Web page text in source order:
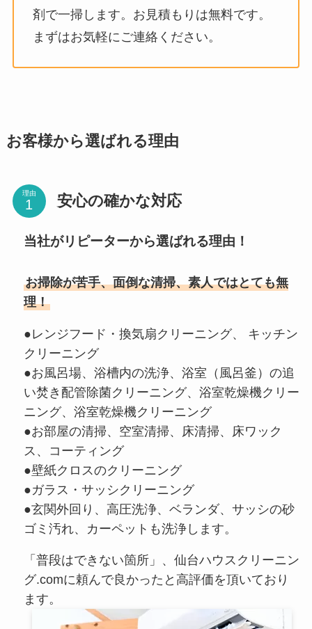
剤で一掃します。お見積もりは無料です。
まずはお気軽にご連絡ください。
お客様から選ばれる理由
理由 安心の確かな対応
当社がリピーターから選ばれる理由！
お掃除が苦手、面倒な清掃、素人ではとても無
理！
●レンジフード・換気扇クリーニング、 キッチン
クリーニング
●お風呂場、浴槽内の洗浄、浴室（風呂釜）の追
い焚き配管除菌クリーニング、浴室乾燥機クリー
ニング、浴室乾燥機クリーニング
●お部屋の清掃、空室清掃、床清掃、床ワック
ス、コーティング
●壁紙クロスのクリーニング
●ガラス・サッシクリーニング
●玄関外回り、高圧洗浄、ベランダ、サッシの砂
ゴミ汚れ、カーペットも洗浄します。
「普段はできない箇所」、仙台ハウスクリーニン
グ.comに頼んで良かったと高評価を頂いており
ます。